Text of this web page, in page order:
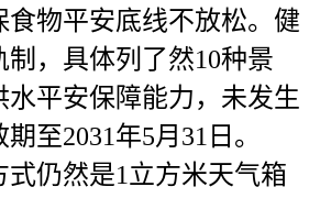
食物平安底线不放松。健
，具体列了然10种景
水平安保障能力，未发生
至2031年5月31日。
式仍然是1立方米天气箱